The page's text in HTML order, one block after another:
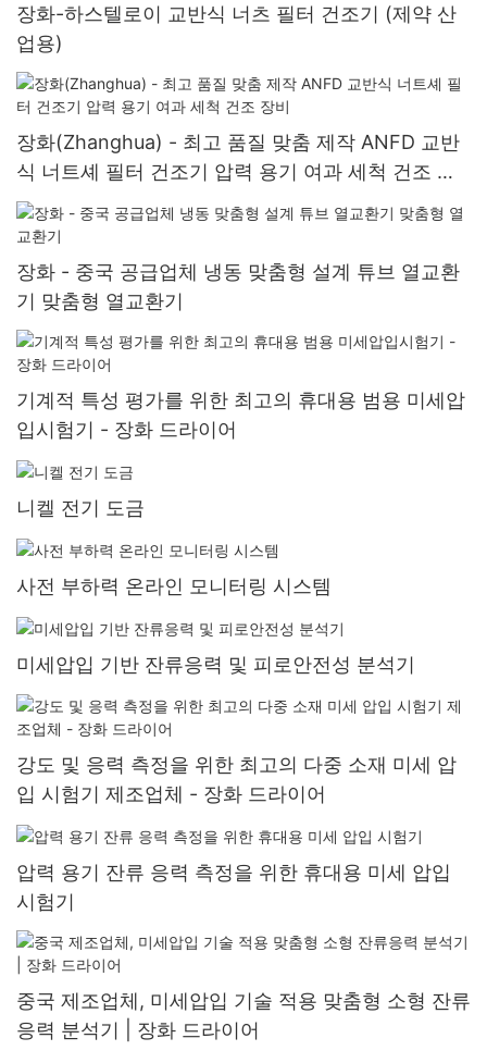
장화-하스텔로이 교반식 너츠 필터 건조기 (제약 산
업용)
장화(Zhanghua) - 최고 품질 맞춤 제작 ANFD 교반
식 너트셰 필터 건조기 압력 용기 여과 세척 건조 장
비
장화 - 중국 공급업체 냉동 맞춤형 설계 튜브 열교환
기 맞춤형 열교환기
기계적 특성 평가를 위한 최고의 휴대용 범용 미세압
입시험기 - 장화 드라이어
니켈 전기 도금
사전 부하력 온라인 모니터링 시스템
미세압입 기반 잔류응력 및 피로안전성 분석기
강도 및 응력 측정을 위한 최고의 다중 소재 미세 압
입 시험기 제조업체 - 장화 드라이어
압력 용기 잔류 응력 측정을 위한 휴대용 미세 압입
시험기
중국 제조업체, 미세압입 기술 적용 맞춤형 소형 잔류
응력 분석기 | 장화 드라이어